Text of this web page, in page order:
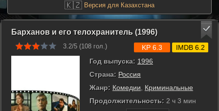
🇰🇿 Версия для Казахстана
Барханов и его телохранитель (1996)
3.2/5 (108 гол.)
Год выпуска: 1996
Страна: Россия
Жанр: Комедии
Криминальные
Продолжительность: 2 ч 3 мин
KP 6.3 IMDB 6.2